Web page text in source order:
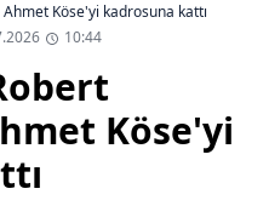
Köse'yi kadrosuna kattı
10:44
Köse'yi